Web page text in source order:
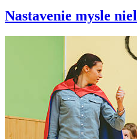
Nastavenie mysle